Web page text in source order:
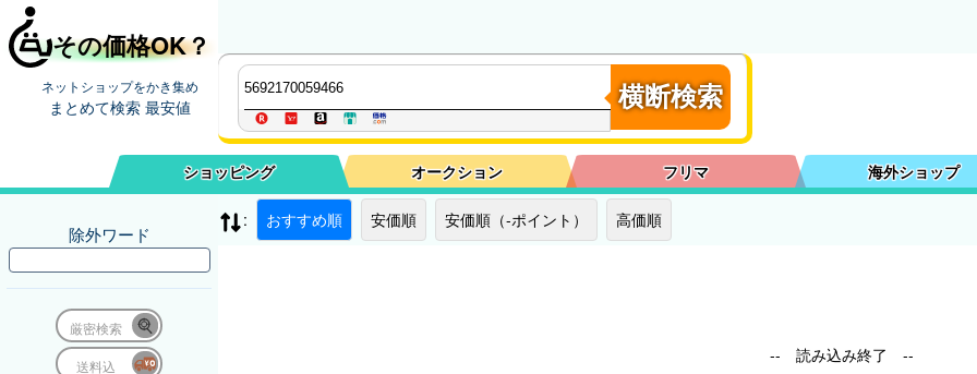
その価格OK？
ネットショップをかき集め
まとめて検索 最安値 横断検索
ショッピング オークション フリマ 海外ショップ
除外ワード
厳密検索
送料込
: おすすめ順 安価順 安価順（-ポイント） 高価順
-- 読み込み終了 --